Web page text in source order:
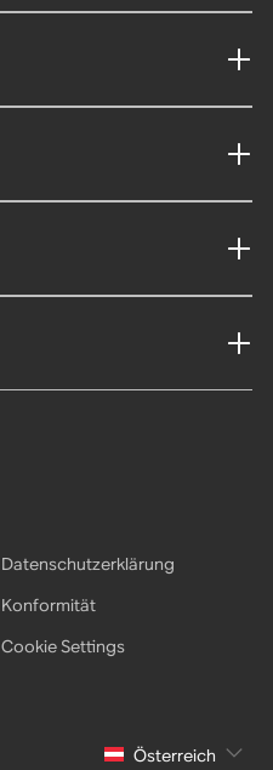
Datenschutzerklärung
Konformität
Cookie Settings
Österreich